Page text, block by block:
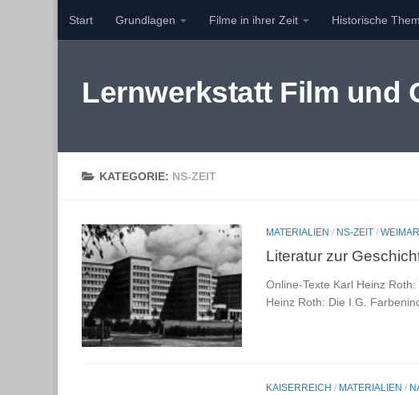
Zum Inhalt springen
Start Grundlagen Filme in ihrer Zeit Historische
Lernwerkstatt Film und
KATEGORIE: NS-ZEIT
MATERIALIEN / NS-ZEIT /
Literatur zur
Online-Texte Karl Heinz
Heinz Roth: Die I.G.
KAISERREICH / MATERIALIEN /